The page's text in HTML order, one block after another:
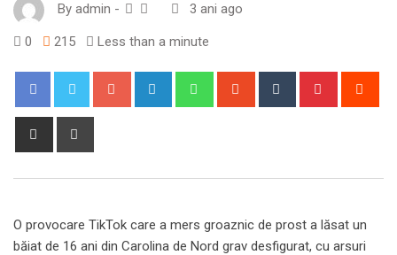
By admin - 3 ani ago
0 215 Less than a minute
Google+ LinkedIn WhatsappStumbleUpon
Tumblr Pinterest
Share
O provocare TikTok care a mers groaznic de prost a lăsat un
băiat de 16 ani din Carolina de Nord grav desfigurat, cu arsuri